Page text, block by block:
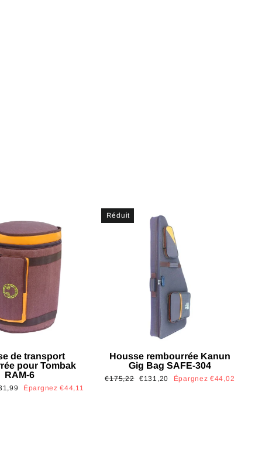
de transport
pour Tombak
RAM-6
Épargnez €44,11
Réduit
Housse rembourrée Kanun
Gig Bag SAFE-304
Prix
€175,22
Prix
€131,20 Épargnez €44,02